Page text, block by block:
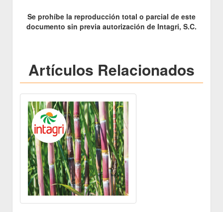
Se prohíbe la reproducción total o parcial de este
documento sin previa autorización de Intagri, S.C.
Artículos Relacionados